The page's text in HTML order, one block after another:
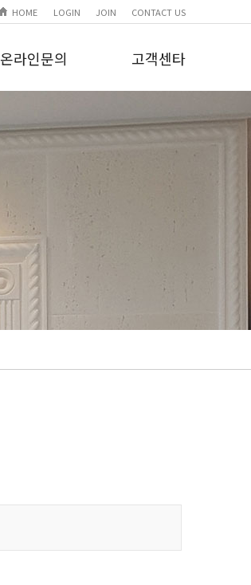
HOME LOGIN JOIN CONTACT US
온라인문의 고객센타